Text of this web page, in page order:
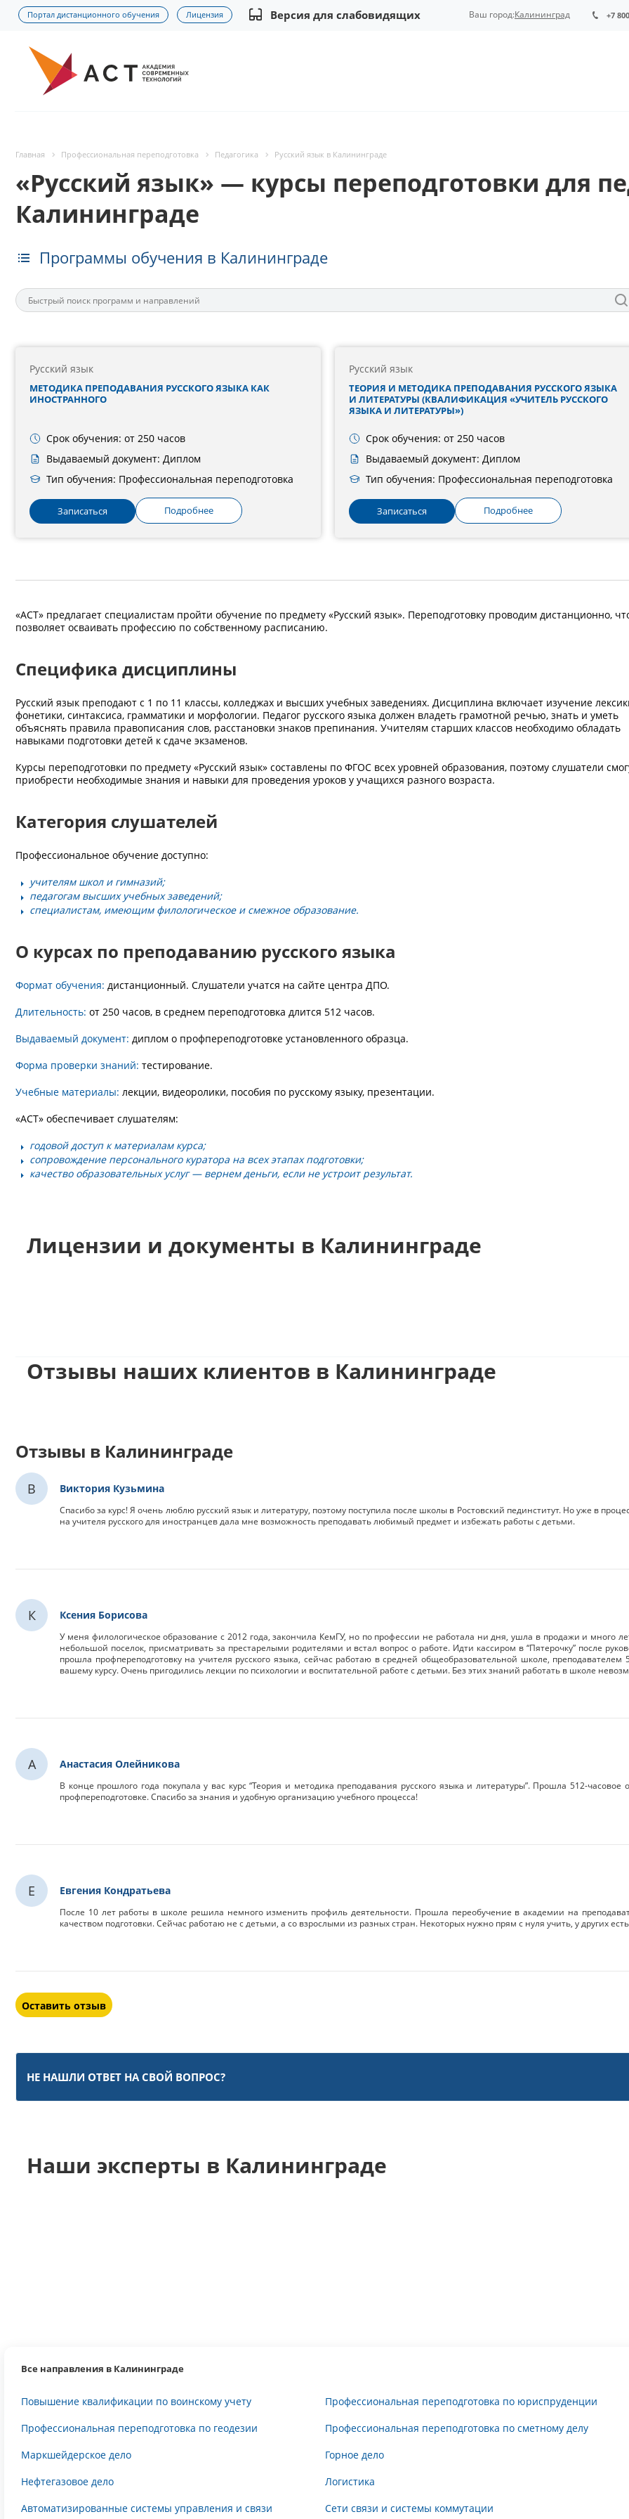
Портал дистанционного обучения Лицензия Версия для слабовидящих +7
Ваш город:Калининград
Главная Профессиональная переподготовка Педагогика Русский язык в Калининграде
«Русский язык» — курсы переподготовки для
Калининграде
Программы обучения в Калининграде
Русский язык
МЕТОДИКА ПРЕПОДАВАНИЯ РУССКОГО ЯЗЫКА КАК
ИНОСТРАННОГО
Срок обучения: от 250 часов
Выдаваемый документ: Диплом
Тип обучения: Профессиональная переподготовка
Записаться Подробнее
Русский язык
ТЕОРИЯ И МЕТОДИКА ПРЕПОДАВАНИЯ РУССКОГО ЯЗЫКА
И ЛИТЕРАТУРЫ (КВАЛИФИКАЦИЯ «УЧИТЕЛЬ РУССКОГО
ЯЗЫКА И ЛИТЕРАТУРЫ»)
Срок обучения: от 250 часов
Выдаваемый документ: Диплом
Тип обучения: Профессиональная переподготовка
Записаться Подробнее
«АСТ» предлагает специалистам пройти обучение по предмету «Русский язык». Переподготовку проводим дистанционно,
позволяет осваивать профессию по собственному расписанию.
Специфика дисциплины
Русский язык преподают с 1 по 11 классы, колледжах и высших учебных заведениях. Дисциплина включает изучение
фонетики, синтаксиса, грамматики и морфологии. Педагог русского языка должен владеть грамотной речью, знать и уметь
объяснять правила правописания слов, расстановки знаков препинания. Учителям старших классов необходимо обладать
навыками подготовки детей к сдаче экзаменов.
Курсы переподготовки по предмету «Русский язык» составлены по ФГОС всех уровней образования, поэтому слушатели
приобрести необходимые знания и навыки для проведения уроков у учащихся разного возраста.
Категория слушателей
Профессиональное обучение доступно:
учителям школ и гимназий;
педагогам высших учебных заведений;
специалистам, имеющим филологическое и смежное образование.
О курсах по преподаванию русского языка
Формат обучения: дистанционный. Слушатели учатся на сайте центра ДПО.
Длительность: от 250 часов, в среднем переподготовка длится 512 часов.
Выдаваемый документ: диплом о профпереподготовке установленного образца.
Форма проверки знаний: тестирование.
Учебные материалы: лекции, видеоролики, пособия по русскому языку, презентации.
«АСТ» обеспечивает слушателям:
годовой доступ к материалам курса;
сопровождение персонального куратора на всех этапах подготовки;
качество образовательных услуг — вернем деньги, если не устроит результат.
Лицензии и документы в Калининграде
Отзывы наших клиентов в Калининграде
Отзывы в Калининграде
В Виктория Кузьмина
Спасибо за курс! Я очень люблю русский язык и литературу, поэтому поступила после школы в Ростовский пединститут. Но уже в
на учителя русского для иностранцев дала мне возможность преподавать любимый предмет и избежать работы с детьми.
К Ксения Борисова
У меня филологическое образование с 2012 года, закончила КемГУ, но по профессии не работала ни дня, ушла в продажи и много
небольшой поселок, присматривать за престарелыми родителями и встал вопрос о работе. Идти кассиром в “Пятерочку” после
прошла профпереподготовку на учителя русского языка, сейчас работаю в средней общеобразовательной школе,
вашему курсу. Очень пригодились лекции по психологии и воспитательной работе с детьми. Без этих знаний работать в школе
А Анастасия Олейникова
В конце прошлого года покупала у вас курс “Теория и методика преподавания русского языка и литературы”. Прошла 512-
профпереподготовке. Спасибо за знания и удобную организацию учебного процесса!
Е Евгения Кондратьева
После 10 лет работы в школе решила немного изменить профиль деятельности. Прошла переобучение в академии на
качеством подготовки. Сейчас работаю не с детьми, а со взрослыми из разных стран. Некоторых нужно прям с нуля учить, у других
Оставить отзыв
НЕ НАШЛИ ОТВЕТ НА СВОЙ ВОПРОС?
Наши эксперты в Калининграде
Все направления в Калининграде
Повышение квалификации по воинскому учету Профессиональная переподготовка по юриспруденции
Профессиональная переподготовка по геодезии
Профессиональная переподготовка по сметному делу
Маркшейдерское дело
Горное дело
Нефтегазовое дело
Логистика
Автоматизированные системы управления и связи
Сети связи и системы коммутации